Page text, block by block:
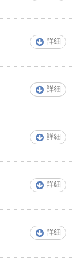
詳細
詳細
詳細
詳細
詳細